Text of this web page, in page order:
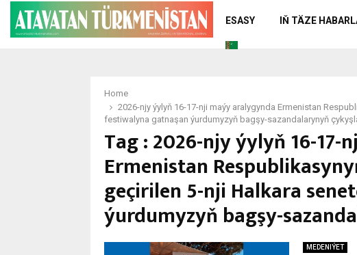
ESASY IŇ TÄZE
Home
2026-njy ýylyň 16-17-nji maýy aralygynda Ermenistan
festiwalyna gatnaşan ýurdumyzyň bagşy-sazandalarynyň
Tag : 2026-njy ýylyň 16-
Ermenistan
geçirilen 5-nji Halkara
ýurdumyzyň bagşy-
MEDENIÝET